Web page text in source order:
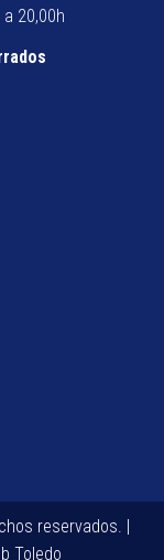
20,00h
reservados. |
Toledo